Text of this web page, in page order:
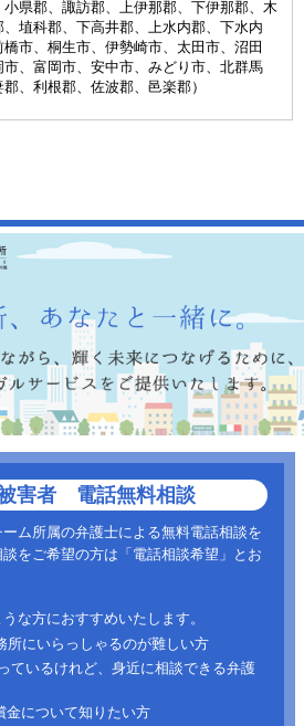
県郡、諏訪郡、上伊那郡、下伊那郡、木
埴科郡、下高井郡、上水内郡、下水内
市、桐生市、伊勢崎市、太田市、沼田
、富岡市、安中市、みどり市、北群馬
、利根郡、佐波郡、邑楽郡）
害者 電話無料相談
ム所属の弁護士による無料電話相談を
をご希望の方は「電話相談希望」とお
な方におすすめいたします。
所にいらっしゃるのが難しい方
ているけれど、身近に相談できる弁護
金について知りたい方